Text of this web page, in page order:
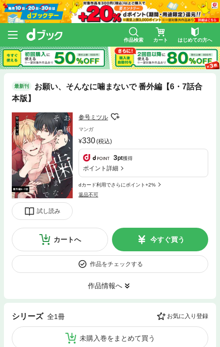
作品検索 カート はじめての方へ
最新刊
お願い、そんなに噛まないで 番外編【6・7話合
本版】
試し読み
参号ミツル
マンガ
330(税込)
3pt獲得
ポイント詳細
dカード利用でさらにポイント+2%
返品不可
カートへ 今すぐ買う
作品をチェックする
作品情報へ
シリーズ 全1冊 お気に入り登録
未購入巻をまとめて買う